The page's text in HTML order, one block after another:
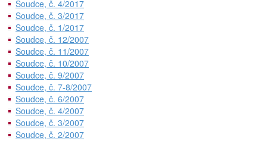
Soudce, č. 4/2017
Soudce, č. 3/2017
Soudce, č. 1/2017
Soudce, č. 12/2007
Soudce, č. 11/2007
Soudce, č. 10/2007
Soudce, č. 9/2007
Soudce, č. 7-8/2007
Soudce, č. 6/2007
Soudce, č. 4/2007
Soudce, č. 3/2007
Soudce, č. 2/2007